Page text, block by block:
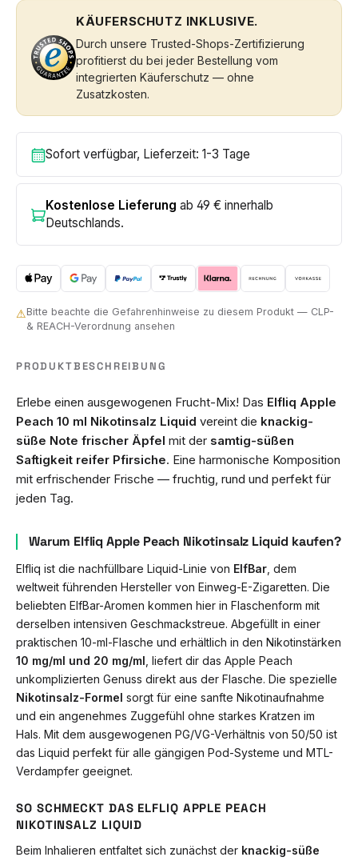
KÄUFERSCHUTZ INKLUSIVE.
Durch unsere Trusted-Shops-Zertifizierung
profitierst du bei jeder Bestellung vom
integrierten Käuferschutz — ohne
Zusatzkosten.
Sofort verfügbar, Lieferzeit: 1-3 Tage
Kostenlose Lieferung ab 49 € innerhalb
Deutschlands.
⚠Bitte beachte die Gefahrenhinweise zu diesem Produkt — CLP-
& REACH-Verordnung ansehen
PRODUKTBESCHREIBUNG
Erlebe einen ausgewogenen Frucht-Mix! Das Elfliq Apple
Peach 10 ml Nikotinsalz Liquid vereint die knackig-
süße Note frischer Äpfel mit der samtig-süßen
Saftigkeit reifer Pfirsiche. Eine harmonische Komposition
mit erfrischender Frische — fruchtig, rund und perfekt für
jeden Tag.
Warum Elfliq Apple Peach Nikotinsalz Liquid kaufen?
Elfliq ist die nachfüllbare Liquid-Linie von ElfBar , dem
weltweit führenden Hersteller von Einweg-E-Zigaretten. Die
beliebten ElfBar-Aromen kommen hier in Flaschenform mit
derselben intensiven Geschmackstreue. Abgefüllt in einer
praktischen 10-ml-Flasche und erhältlich in den Nikotinstärken
10 mg/ml und 20 mg/ml , liefert dir das Apple Peach
unkomplizierten Genuss direkt aus der Flasche. Die spezielle
Nikotinsalz-Formel sorgt für eine sanfte Nikotinaufnahme
und ein angenehmes Zuggefühl ohne starkes Kratzen im
Hals. Mit dem ausgewogenen PG/VG-Verhältnis von 50/50 ist
das Liquid perfekt für alle gängigen Pod-Systeme und MTL-
Verdampfer geeignet.
SO SCHMECKT DAS ELFLIQ APPLE PEACH
NIKOTINSALZ LIQUID
Beim Inhalieren entfaltet sich zunächst der knackig-süße